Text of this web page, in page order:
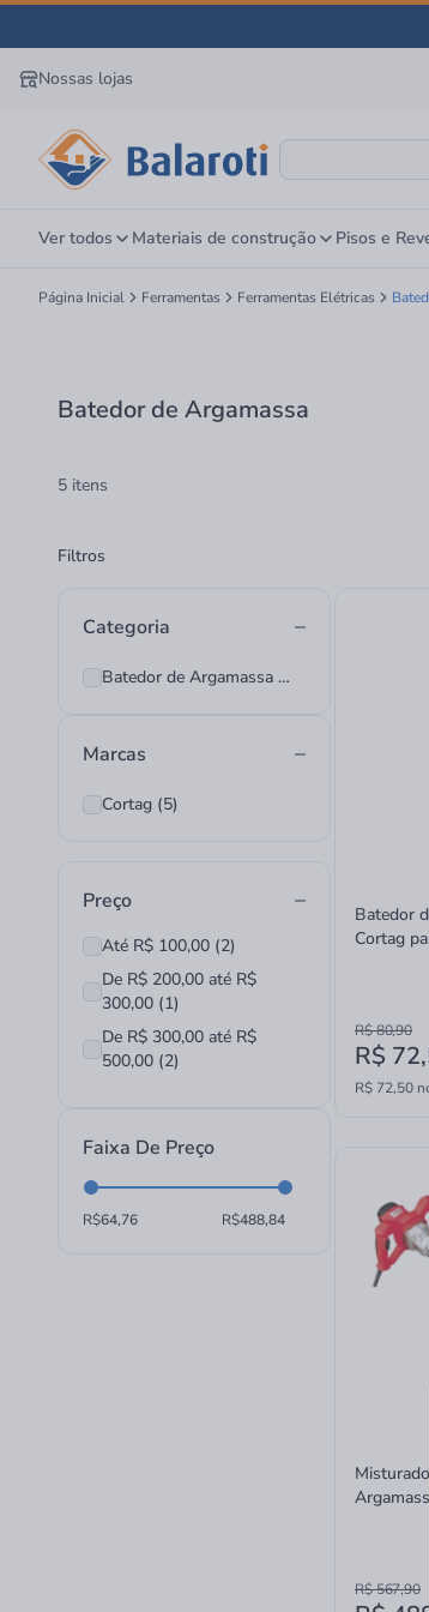
Nossas lojas
Ver todos Materiais de construção Pisos e
Página Inicial Ferramentas Ferramentas Elétricas
Batedor de Argamassa
5 itens
Filtros
Categoria
Batedor de Argamassa (5)
Marcas
Cortag (5)
Preço
Até R$ 100,00 (2)
De R$ 200,00 até R$
300,00 (1)
De R$ 300,00 até R$
500,00 (2)
Faixa De Preço
R$ R$
Batedor
Cortag
R$ 80,90
R$
R$ 72,50
R$ 567,90